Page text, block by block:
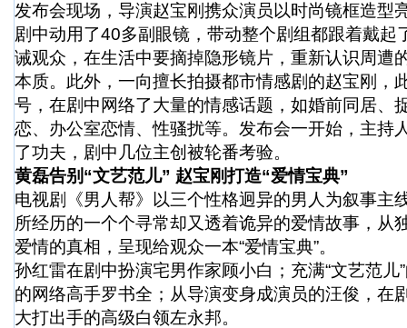
发布会现场，导演赵宝刚携众演员以时尚镜框造型
剧中动用了40多副眼镜，带动整个剧组都跟着戴起
诫观众，在生活中要摘掉隐形镜片，重新认识周遭
本质。此外，一向擅长拍摄都市情感剧的赵宝刚，
号，在剧中网络了大量的情感话题，如婚前同居、
恋、办公室恋情、性骚扰等。发布会一开始，主持
了功夫，剧中几位主创被轮番考验。
黄磊告别“文艺范儿” 赵宝刚打造“爱情宝典”
电视剧《男人帮》以三个性格迥异的男人为叙事主
所经历的一个个寻常却又透着诡异的爱情故事，从
爱情的真相，呈现给观众一本“爱情宝典”。
孙红雷在剧中扮演宅男作家顾小白；充满“文艺范儿
的网络高手罗书全；从导演变身成演员的汪俊，在
大打出手的高级白领左永邦。